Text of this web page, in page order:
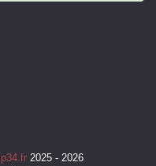
2025 - 2026